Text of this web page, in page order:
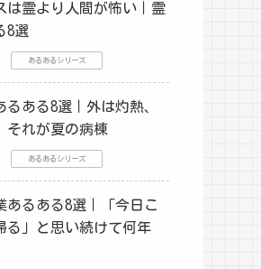
は霊より人間が怖い｜霊
8選
あるあるシリーズ
るある8選｜外は灼熱、
それが夏の病棟
あるあるシリーズ
あるある8選｜「今日こ
る」と思い続けて何年